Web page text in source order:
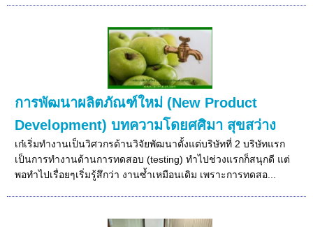
การพัฒนาผลิตภัณฑ์ใหม่ (New Product
Development) บทความโดยศศิมา สุขสว่าง
เก๋เริ่มทำงานเป็นวิศวกรด้านวิจัยพัฒนาตั้งแต่บริษัทที่ 2 บริษัทแรก
เป็นการทำงานด้านการทดสอบ (testing) ทำไปช่วงแรกก็สนุกดี แต่
พอทำไปเรื่อยๆเริ่มรู้สึกว่า งานซ้ำเหมือนเดิม เพราะการทดสอ...